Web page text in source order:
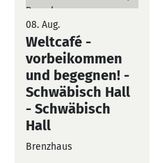
08. Aug.
Weltcafé -
vorbeikommen
und begegnen! -
Schwäbisch Hall
- Schwäbisch
Hall
Brenzhaus